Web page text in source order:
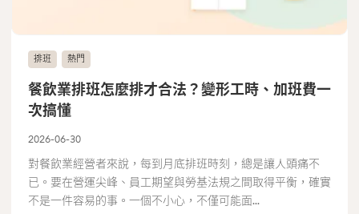
排班 熱門
餐飲業排班怎麼排才合法？變形工時、加班費一
次搞懂
2026-06-30
對餐飲業經營者來說，每到月底排班時刻，總是讓人頭痛不
已。要在營運尖峰、員工期望與勞基法規之間取得平衡，確實
不是一件容易的事。一個不小心，不僅可能面...